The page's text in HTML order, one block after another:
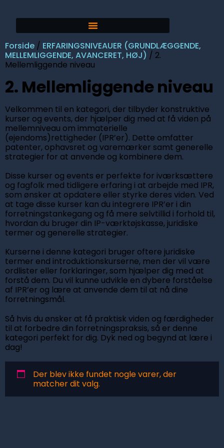
Forside / ERFARINGSNIVEAUER (GRUNDLÆGGENDE,
MELLEMLIGGENDE, AVANCERET, HØJ) / 2.
Mellemliggende niveau
2. Mellemliggende niveau
Velkommen til en kategori, der tilbyder konstruktive
kurser og events, der hjælper dig med at få viden på
mellemniveau om immaterielle
(ejendoms)rettigheder (IPR’er). Dette omfatter
patenter, ophavsret og varemærker samt generelle
strategier for at anvende og kombinere dem.
Disse kurser og events er perfekte for iværksættere
og fagfolk med tidligere erfaring i at arbejde med IPR,
som ønsker at opdatere eller styrke deres viden. Ved
at tage disse kurser kan du integrere IPR’er i din
forretningstankegang og få mere selvtillid i forhold til,
hvordan du bruger din IP-værktøjskasse, juridiske
termer og generelle strategier.
Kurserne i denne kategori bruger oftere juridiske
termer end introduktionskurserne, men der vil være
ordlister eller forklaringer, som hjælper dig med at
forstå dem. Du vil kunne udvikle en dybere forståelse
af IPR’er og lære at anvende dem til at nå dine
forretningsmål.
Så hvis du ønsker at få praktisk viden og færdigheder
til at forbedre din forretningspraksis, så er denne
kategori perfekt for dig. Dyk ned og begynd at lære i
dag!
Der blev ikke fundet nogle varer, der
matcher dit valg.